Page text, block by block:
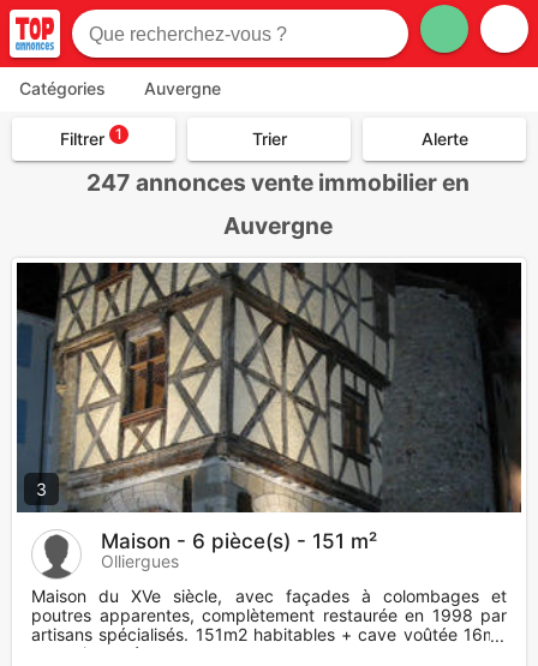
Catégories Auvergne
Filtrer 1 Trier Alerte
247 annonces vente immobilier en
Auvergne
3
Maison - 6 pièce(s) - 151 m²
Olliergues
Maison du XVe siècle, avec façades à colombages et
poutres apparentes, complètement restaurée en 1998 par
artisans spécialisés. 151m2 habitables + cave voûtée 16m2
+ grenier amé